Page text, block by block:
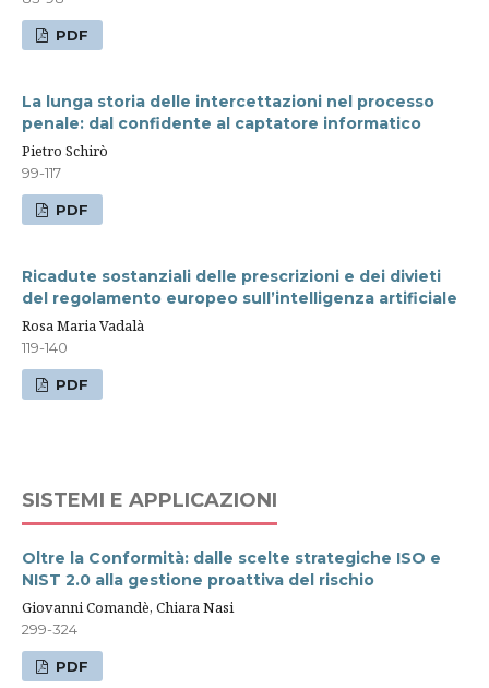
PDF
La lunga storia delle intercettazioni nel processo
penale: dal confidente al captatore informatico
Pietro Schirò
99-117
PDF
Ricadute sostanziali delle prescrizioni e dei divieti
del regolamento europeo sull’intelligenza artificiale
Rosa Maria Vadalà
119-140
PDF
SISTEMI E APPLICAZIONI
Oltre la Conformità: dalle scelte strategiche ISO e
NIST 2.0 alla gestione proattiva del rischio
Giovanni Comandè, Chiara Nasi
299-324
PDF